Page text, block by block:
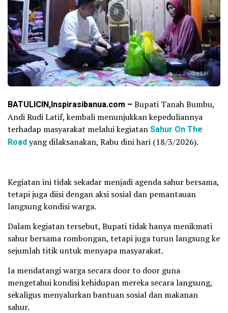
Perbesar
BATULICIN,Inspirasibanua.com – Bupati Tanah Bumbu,
Andi Rudi Latif, kembali menunjukkan kepeduliannya
terhadap masyarakat melalui kegiatanSahur On The
Roadyang dilaksanakan, Rabu dini hari (18/3/2026).
Kegiatan ini tidak sekadar menjadi agenda sahur bersama,
tetapi juga diisi dengan aksi sosial dan pemantauan
langsung kondisi warga.
Dalam kegiatan tersebut, Bupati tidak hanya menikmati
sahur bersama rombongan, tetapi juga turun langsung ke
sejumlah titik untuk menyapa masyarakat.
Ia mendatangi warga secara door to door guna
mengetahui kondisi kehidupan mereka secara langsung,
sekaligus menyalurkan bantuan sosial dan makanan
sahur.